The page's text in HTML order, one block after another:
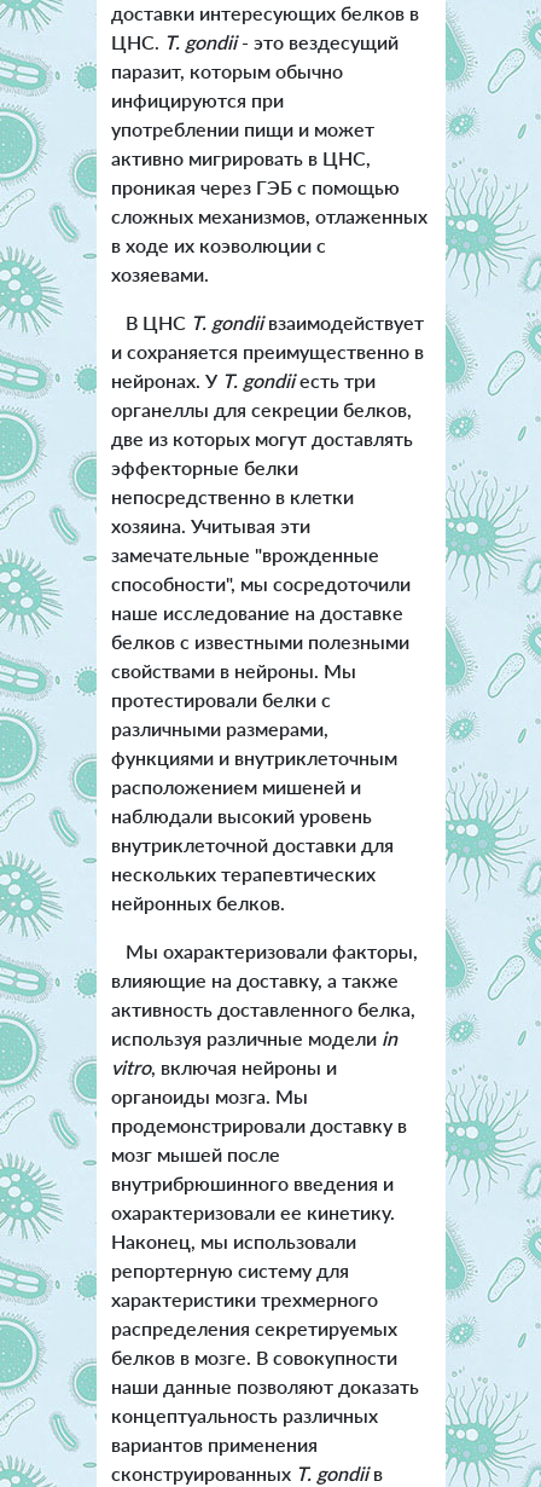
доставки интересующих белков в
ЦНС. T. gondii- это вездесущий
паразит, которым обычно
инфицируются при
употреблении пищи и может
активно мигрировать в ЦНС,
проникая через ГЭБ с помощью
сложных механизмов, отлаженных
в ходе их коэволюции с
хозяевами.
В ЦНС T. gondiiвзаимодействует
и сохраняется преимущественно в
нейронах. У T. gondiiесть три
органеллы для секреции белков,
две из которых могут доставлять
эффекторные белки
непосредственно в клетки
хозяина. Учитывая эти
замечательные "врожденные
способности", мы сосредоточили
наше исследование на доставке
белков с известными полезными
свойствами в нейроны. Мы
протестировали белки с
различными размерами,
функциями и внутриклеточным
расположением мишеней и
наблюдали высокий уровень
внутриклеточной доставки для
нескольких терапевтических
нейронных белков.
Мы охарактеризовали факторы,
влияющие на доставку, а также
активность доставленного белка,
используя различные моделиin
vitro, включая нейроны и
органоиды мозга. Мы
продемонстрировали доставку в
мозг мышей после
внутрибрюшинного введения и
охарактеризовали ее кинетику.
Наконец, мы использовали
репортерную систему для
характеристики трехмерного
распределения секретируемых
белков в мозге. В совокупности
наши данные позволяют доказать
концептуальность различных
вариантов применения
сконструированных T. gondiiв